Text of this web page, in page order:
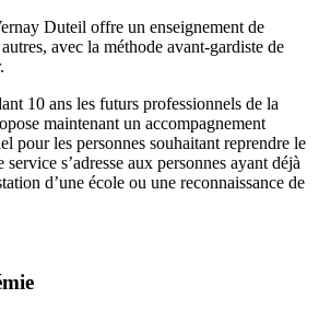
Duteil offre un enseignement de
avec la méthode avant-gardiste de
10 ans les futurs professionnels de la
maintenant un accompagnement
pour les personnes souhaitant reprendre le
s’adresse aux personnes ayant déjà
d’une école ou une reconnaissance de